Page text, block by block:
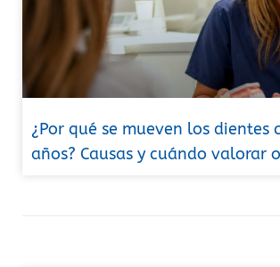
¿Por qué se mueven los dientes
años? Causas y cuándo valorar